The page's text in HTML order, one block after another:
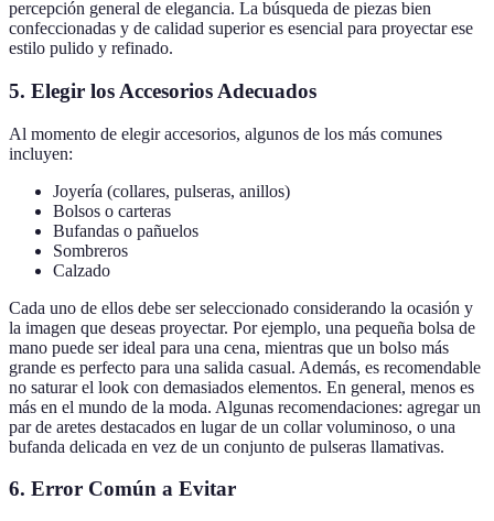
percepción general de elegancia. La búsqueda de piezas bien
confeccionadas y de calidad superior es esencial para proyectar ese
estilo pulido y refinado.
5. Elegir los Accesorios Adecuados
Al momento de elegir accesorios, algunos de los más comunes
incluyen:
Joyería (collares, pulseras, anillos)
Bolsos o carteras
Bufandas o pañuelos
Sombreros
Calzado
Cada uno de ellos debe ser seleccionado considerando la ocasión y
la imagen que deseas proyectar. Por ejemplo, una pequeña bolsa de
mano puede ser ideal para una cena, mientras que un bolso más
grande es perfecto para una salida casual. Además, es recomendable
no saturar el look con demasiados elementos. En general, menos es
más en el mundo de la moda. Algunas recomendaciones: agregar un
par de aretes destacados en lugar de un collar voluminoso, o una
bufanda delicada en vez de un conjunto de pulseras llamativas.
6. Error Común a Evitar